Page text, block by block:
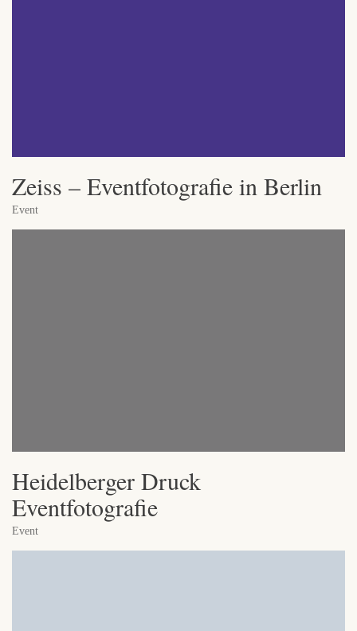
Zeiss – Eventfotografie in Berlin
Event
Heidelberger Druck
Eventfotografie
Event